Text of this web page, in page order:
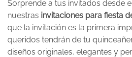
Sorprende a tus invitados desde
nuestras invitaciones para fiesta
que la invitación es la primera
queridos tendrán de tu
diseños originales, elegantes y